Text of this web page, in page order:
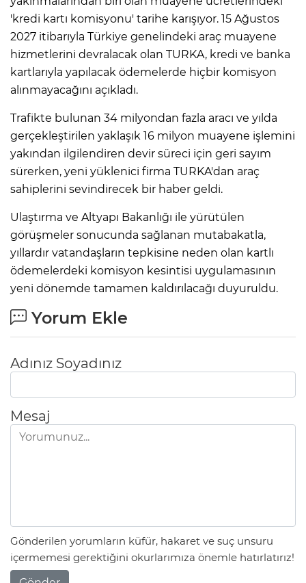
'kredi kartı komisyonu' tarihe karışıyor. 15 Ağustos
2027 itibarıyla Türkiye genelindeki araç muayene
hizmetlerini devralacak olan TURKA, kredi ve banka
kartlarıyla yapılacak ödemelerde hiçbir komisyon
alınmayacağını açıkladı.
Trafikte bulunan 34 milyondan fazla aracı ve yılda
gerçekleştirilen yaklaşık 16 milyon muayene işlemini
yakından ilgilendiren devir süreci için geri sayım
sürerken, yeni yüklenici firma TURKA'dan araç
sahiplerini sevindirecek bir haber geldi.
Ulaştırma ve Altyapı Bakanlığı ile yürütülen
görüşmeler sonucunda sağlanan mutabakatla,
yıllardır vatandaşların tepkisine neden olan kartlı
ödemelerdeki komisyon kesintisi uygulamasının
yeni dönemde tamamen kaldırılacağı duyuruldu.
Yorum Ekle
Adınız Soyadınız
Mesaj
Gönderilen yorumların küfür, hakaret ve suç unsuru
içermemesi gerektiğini okurlarımıza önemle hatırlatırız!